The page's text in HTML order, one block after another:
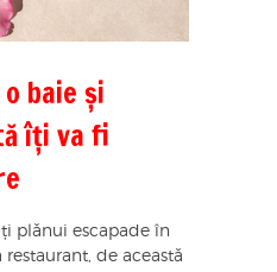
baie și
îți va fi
plănui escapade în
restaurant, de această